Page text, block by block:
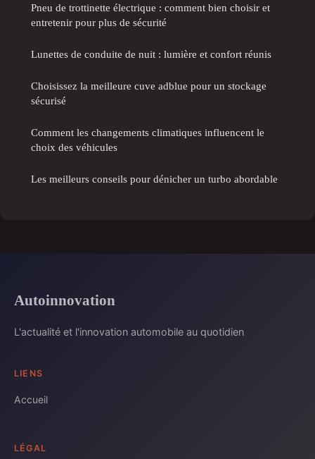
Pneu de trottinette électrique : comment bien choisir et
entretenir pour plus de sécurité
Lunettes de conduite de nuit : lumière et confort réunis
Choisissez la meilleure cuve adblue pour un stockage
sécurisé
Comment les changements climatiques influencent le
choix des véhicules
Les meilleurs conseils pour dénicher un turbo abordable
Autoinnovation
L'actualité et l'innovation automobile au quotidien
LIENS
Accueil
LÉGAL